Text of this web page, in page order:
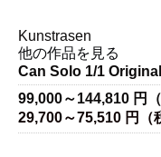
Kunstrasen
他の作品を見る
Can Solo 1/1
99,000～144,810 円
29,700～75,510 円（